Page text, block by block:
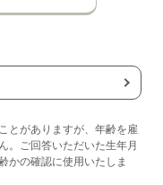
とがありますが、年齢を雇
。ご回答いただいた生年月
かの確認に使用いたしま